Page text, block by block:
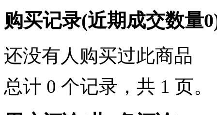
购买记录(近期成交数量0
还没有人购买过此商品
总计 0 个记录，共 1 页。